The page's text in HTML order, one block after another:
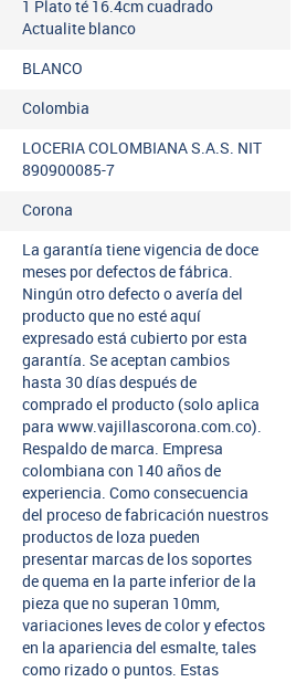
1 Plato té 16.4cm cuadrado
Actualite blanco
BLANCO
Colombia
LOCERIA COLOMBIANA S.A.S. NIT
890900085-7
Corona
La garantía tiene vigencia de doce
meses por defectos de fábrica.
Ningún otro defecto o avería del
producto que no esté aquí
expresado está cubierto por esta
garantía. Se aceptan cambios
hasta 30 días después de
comprado el producto (solo aplica
para www.vajillascorona.com.co).
Respaldo de marca. Empresa
colombiana con 140 años de
experiencia. Como consecuencia
del proceso de fabricación nuestros
productos de loza pueden
presentar marcas de los soportes
de quema en la parte inferior de la
pieza que no superan 10mm,
variaciones leves de color y efectos
en la apariencia del esmalte, tales
como rizado o puntos. Estas